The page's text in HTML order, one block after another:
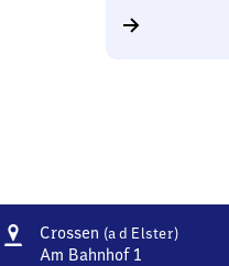
Adresse
Crossen (a d Elster)Crossen
Am Bahnhof 1